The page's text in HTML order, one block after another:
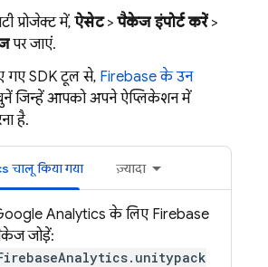
प्रोजेक्ट में, ऐसेट>पैकेज इंपोर्ट करें>
पर जाएं.
गए SDK टूल से, Firebase के उन
जिन्हें आपको अपने ऐप्लिकेशन में
है.
चालू किया गया ज़्यादा
Analytics के लिए Firebase
जोड़ें: